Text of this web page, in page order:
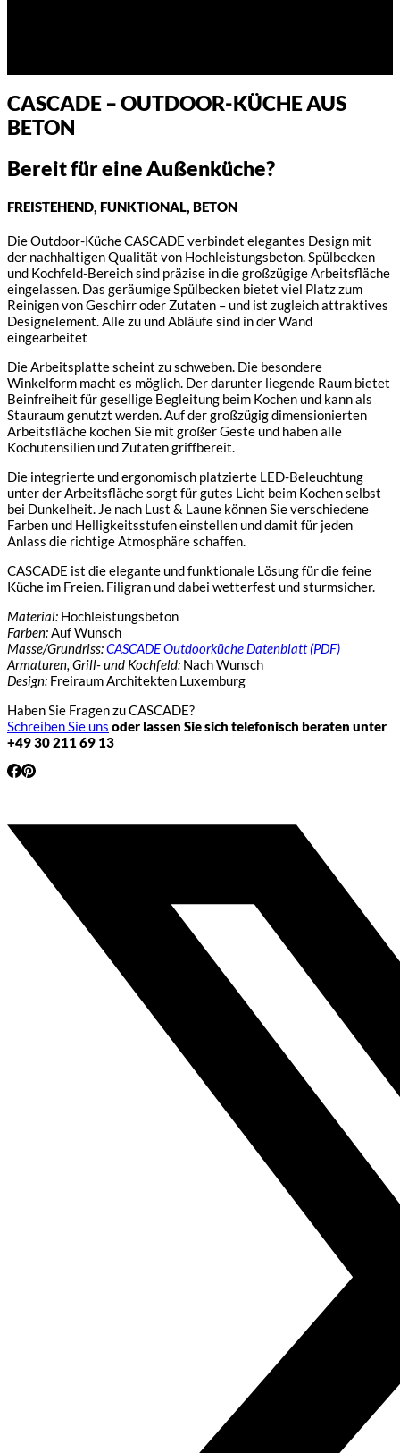
CASCADE – OUTDOOR-KÜCHE AUS
BETON
Bereit für eine Außenküche?
FREISTEHEND, FUNKTIONAL, BETON
Die Outdoor-Küche CASCADE verbindet elegantes Design mit
der nachhaltigen Qualität von Hochleistungsbeton. Spülbecken
und Kochfeld-Bereich sind präzise in die großzügige Arbeitsfläche
eingelassen. Das geräumige Spülbecken bietet viel Platz zum
Reinigen von Geschirr oder Zutaten – und ist zugleich attraktives
Designelement. Alle zu und Abläufe sind in der Wand
eingearbeitet
Die Arbeitsplatte scheint zu schweben. Die besondere
Winkelform macht es möglich. Der darunter liegende Raum bietet
Beinfreiheit für gesellige Begleitung beim Kochen und kann als
Stauraum genutzt werden. Auf der großzügig dimensionierten
Arbeitsfläche kochen Sie mit großer Geste und haben alle
Kochutensilien und Zutaten griffbereit.
Die integrierte und ergonomisch platzierte LED-Beleuchtung
unter der Arbeitsfläche sorgt für gutes Licht beim Kochen selbst
bei Dunkelheit. Je nach Lust & Laune können Sie verschiedene
Farben und Helligkeitsstufen einstellen und damit für jeden
Anlass die richtige Atmosphäre schaffen.
CASCADE ist die elegante und funktionale Lösung für die feine
Küche im Freien. Filigran und dabei wetterfest und sturmsicher.
Material: Hochleistungsbeton
Farben:Auf Wunsch
Masse/Grundriss:CASCADE Outdoorküche Datenblatt (PDF)
Armaturen, Grill- und Kochfeld: Nach Wunsch
Design: Freiraum Architekten Luxemburg
Haben Sie Fragen zu CASCADE?
Schreiben Sie uns oder lassen Sie sich telefonisch beraten unter
+49 30 211 69 13